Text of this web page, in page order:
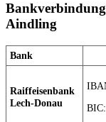
Aindling
Bank
Raiffeisenbank
Lech-Donau